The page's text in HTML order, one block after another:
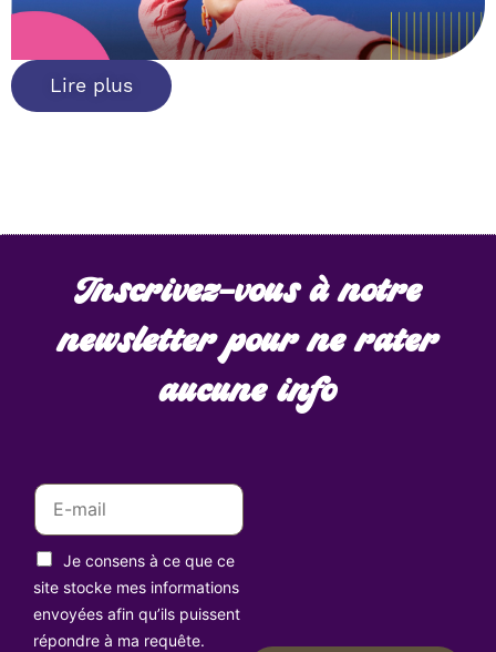
Lire plus
Inscrivez-vous à notre
newsletter pour ne rater
aucune info
E
a
i
l
R
G
P
D
*
Je consens à ce que ce
site stocke mes informations
envoyées afin qu’ils puissent
répondre à ma requête.